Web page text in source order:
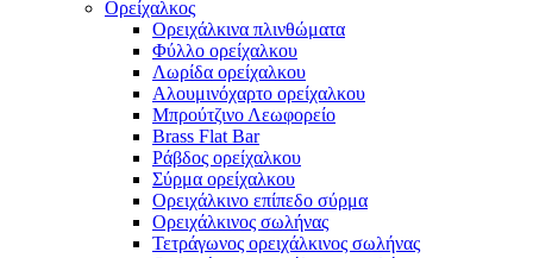
Ορείχαλκος
Ορειχάλκινα πλινθώματα
Φύλλο ορείχαλκου
Λωρίδα ορείχαλκου
Αλουμινόχαρτο ορείχαλκου
Μπρούτζινο Λεωφορείο
Brass Flat Bar
Ράβδος ορείχαλκου
Σύρμα ορείχαλκου
Ορειχάλκινο επίπεδο σύρμα
Ορειχάλκινος σωλήνας
Τετράγωνος ορειχάλκινος σωλήνας